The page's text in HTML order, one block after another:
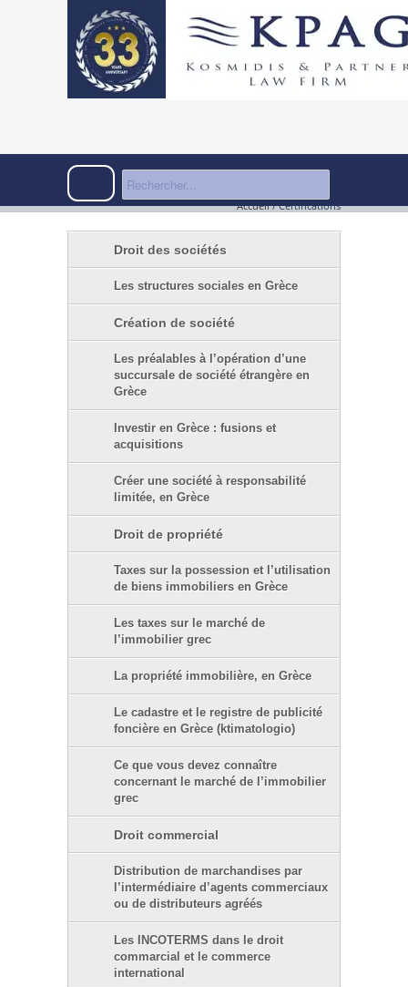
Accueil/Certifications
Droit des sociétés
Les structures sociales en Grèce
Création de société
Les préalables à l’opération d’une
succursale de société étrangère en
Grèce
Investir en Grèce : fusions et
acquisitions
Créer une société à responsabilité
limitée, en Grèce
Droit de propriété
Taxes sur la possession et l’utilisation
de biens immobiliers en Grèce
Les taxes sur le marché de
l’immobilier grec
La propriété immobilière, en Grèce
Le cadastre et le registre de publicité
foncière en Grèce (ktimatologio)
Ce que vous devez connaître
concernant le marché de l’immobilier
grec
Droit commercial
Distribution de marchandises par
l’intermédiaire d’agents commerciaux
ou de distributeurs agréés
Les INCOTERMS dans le droit
commarcial et le commerce
international